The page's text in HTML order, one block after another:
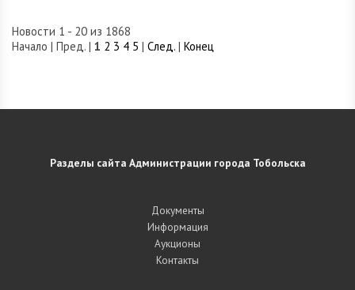
Новости 1 - 20 из 1868
Начало | Пред. | 1 2 3 4 5 | След. | Конец
Разделы сайта Администрации города Тобольска
Документы
Информация
Аукционы
Контакты